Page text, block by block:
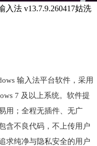
入法 v13.7.9.260417姑洗
输入法平台软件，采用
7 及以上系统。软件提
用；全程无插件、无广
含不良代码，不上传用户
求纯净与隐私安全的用户